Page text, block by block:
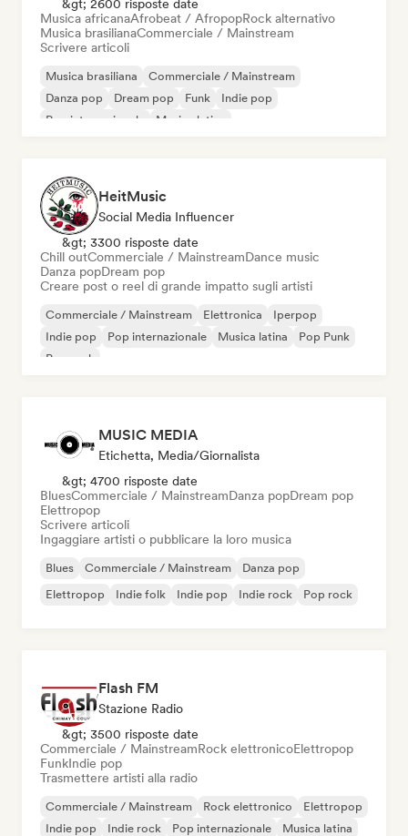
&gt; 2600 risposte date
Musica africanaAfrobeat / AfropopRock alternativo
Musica brasilianaCommerciale / Mainstream
Scrivere articoli
Musica brasiliana
Commerciale / Mainstream
Danza pop
Dream pop Funk
Indie pop
Pop internazionale
Musica latina
HeitMusic
Social Media Influencer
&gt; 3300 risposte date
Chill outCommerciale / MainstreamDance music
Danza popDream pop
Creare post o reel di grande impatto sugli artisti
Commerciale / Mainstream Elettronica
Iperpop
Indie pop
Pop internazionale Musica latina
Pop Punk
Pop rock
MUSIC MEDIA
Etichetta, Media/Giornalista
&gt; 4700 risposte date
BluesCommerciale / MainstreamDanza popDream pop
Elettropop
Scrivere articoli
Ingaggiare artisti o pubblicare la loro musica
Blues Commerciale / Mainstream
Danza pop
Elettropop
Indie folk Indie pop Indie rock Pop rock
Flash FM
Stazione Radio
&gt; 3500 risposte date
Commerciale / MainstreamRock elettronicoElettropop
FunkIndie pop
Trasmettere artisti alla radio
Commerciale / Mainstream Rock elettronico
Elettropop
Indie pop
Indie rock Pop internazionale
Musica latina